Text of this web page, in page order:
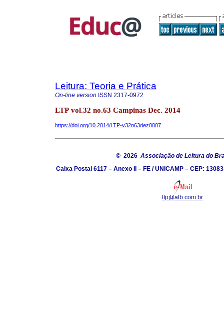
Leitura: Teoria e Prática
On-line version ISSN 2317-0972
LTP vol.32 no.63 Campinas Dec. 2014
https://doi.org/10.2014/LTP-v32n63dez0007
© 2026 Associação de Leitura do
Caixa Postal 6117 – Anexo II – FE / UNICAMP – CEP:
ltp@alb.com.br